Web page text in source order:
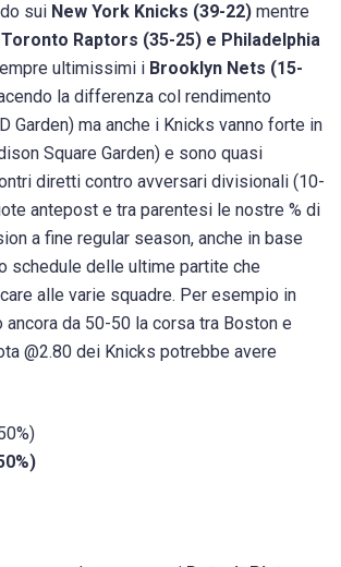
sui New York Knicks (39-22) mentre
Toronto Raptors (35-25) e Philadelphia
ultimissimi i Brooklyn Nets (15-
la differenza col rendimento
Garden) ma anche i Knicks vanno forte in
Square Garden) e sono quasi
diretti contro avversari divisionali (10-
antepost e tra parentesi le nostre % di
a fine regular season, anche in base
schedule delle ultime partite che
alle varie squadre. Per esempio in
ancora da 50-50 la corsa tra Boston e
@2.80 dei Knicks potrebbe avere